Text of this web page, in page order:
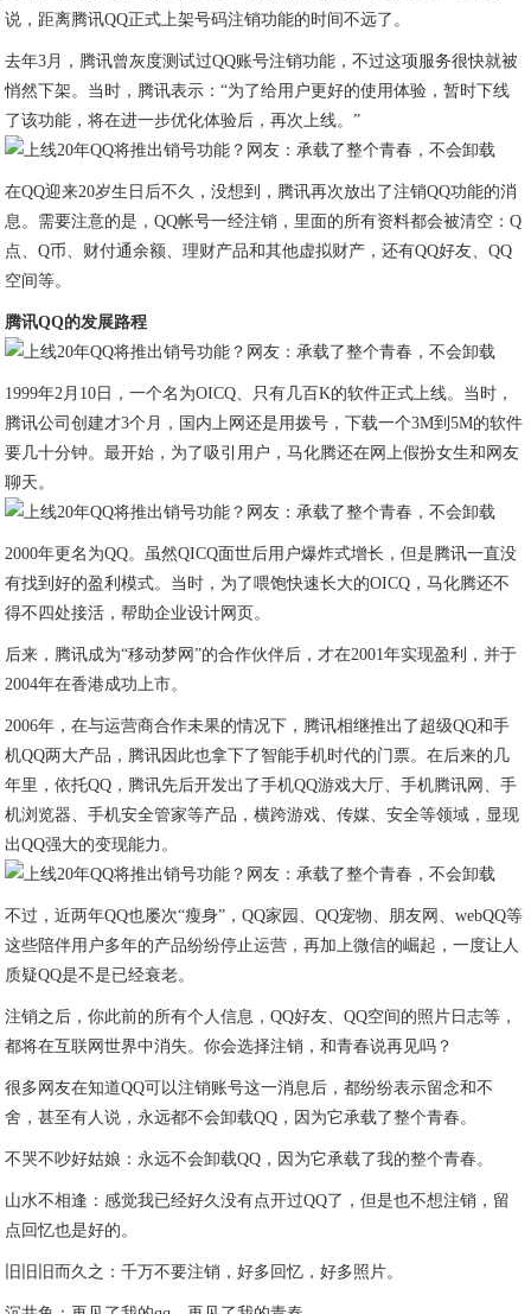
说，距离腾讯QQ正式上架号码注销功能的时间不远了。
去年3月，腾讯曾灰度测试过QQ账号注销功能，不过这项服务很快就被
悄然下架。当时，腾讯表示：“为了给用户更好的使用体验，暂时下线
了该功能，将在进一步优化体验后，再次上线。”
在QQ迎来20岁生日后不久，没想到，腾讯再次放出了注销QQ功能的消
息。需要注意的是，QQ帐号一经注销，里面的所有资料都会被清空：Q
点、Q币、财付通余额、理财产品和其他虚拟财产，还有QQ好友、QQ
空间等。
腾讯QQ的发展路程
1999年2月10日，一个名为OICQ、只有几百K的软件正式上线。当时，
腾讯公司创建才3个月，国内上网还是用拨号，下载一个3M到5M的软件
要几十分钟。最开始，为了吸引用户，马化腾还在网上假扮女生和网友
聊天。
2000年更名为QQ。虽然QICQ面世后用户爆炸式增长，但是腾讯一直没
有找到好的盈利模式。当时，为了喂饱快速长大的OICQ，马化腾还不
得不四处接活，帮助企业设计网页。
后来，腾讯成为“移动梦网”的合作伙伴后，才在2001年实现盈利，并于
2004年在香港成功上市。
2006年，在与运营商合作未果的情况下，腾讯相继推出了超级QQ和手
机QQ两大产品，腾讯因此也拿下了智能手机时代的门票。在后来的几
年里，依托QQ，腾讯先后开发出了手机QQ游戏大厅、手机腾讯网、手
机浏览器、手机安全管家等产品，横跨游戏、传媒、安全等领域，显现
出QQ强大的变现能力。
不过，近两年QQ也屡次“瘦身”，QQ家园、QQ宠物、朋友网、webQQ等
这些陪伴用户多年的产品纷纷停止运营，再加上微信的崛起，一度让人
质疑QQ是不是已经衰老。
注销之后，你此前的所有个人信息，QQ好友、QQ空间的照片日志等，
都将在互联网世界中消失。你会选择注销，和青春说再见吗？
很多网友在知道QQ可以注销账号这一消息后，都纷纷表示留念和不
舍，甚至有人说，永远都不会卸载QQ，因为它承载了整个青春。
不哭不吵好姑娘：永远不会卸载QQ，因为它承载了我的整个青春。
山水不相逢：感觉我已经好久没有点开过QQ了，但是也不想注销，留
点回忆也是好的。
旧旧旧而久之：千万不要注销，好多回忆，好多照片。